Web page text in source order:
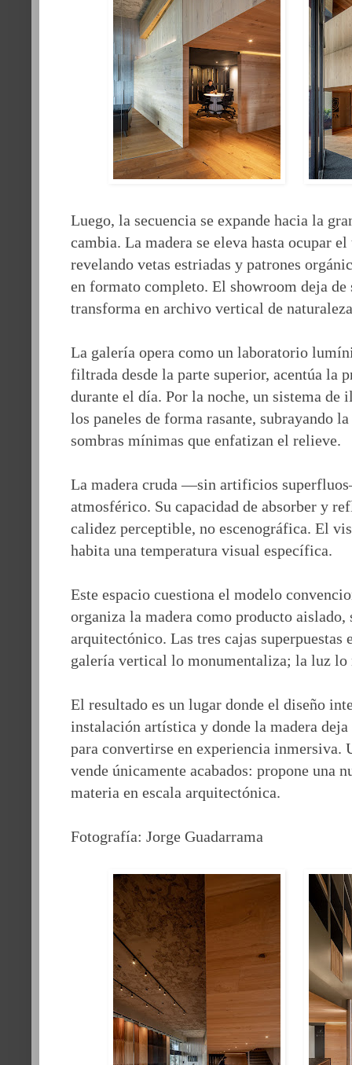
Luego, la secuencia se expande hacia la
cambia. La madera se eleva hasta ocupar
revelando vetas estriadas y patrones
en formato completo. El showroom deja de
transforma en archivo vertical de
La galería opera como un laboratorio
filtrada desde la parte superior, acentúa la
durante el día. Por la noche, un sistema
los paneles de forma rasante, subrayando
sombras mínimas que enfatizan el relieve.
La madera cruda —sin artificios
atmosférico. Su capacidad de absorber y
calidez perceptible, no escenográfica. El
habita una temperatura visual específica.
Este espacio cuestiona el modelo
organiza la madera como producto aislado,
arquitectónico. Las tres cajas superpuestas
galería vertical lo monumentaliza; la luz lo
El resultado es un lugar donde el diseño
instalación artística y donde la madera
para convertirse en experiencia inmersiva.
vende únicamente acabados: propone una
materia en escala arquitectónica.
Fotografía: Jorge Guadarrama